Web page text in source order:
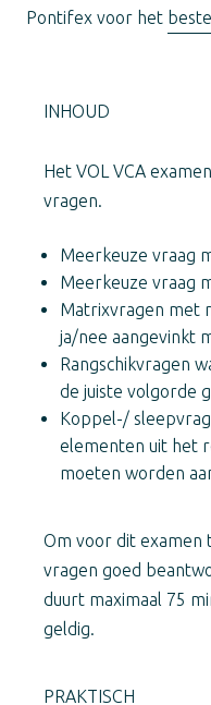
Pontifex voor het
INHOUD
Het VOL VCA
vragen.
Meerkeuze vraag
Meerkeuze vraag
Matrixvragen met
ja/nee aangevinkt
Rangschikvragen
de juiste volgorde
Koppel-/
elementen uit het
moeten worden
Om voor dit examen
vragen goed
duurt maximaal 75
geldig.
PRAKTISCH